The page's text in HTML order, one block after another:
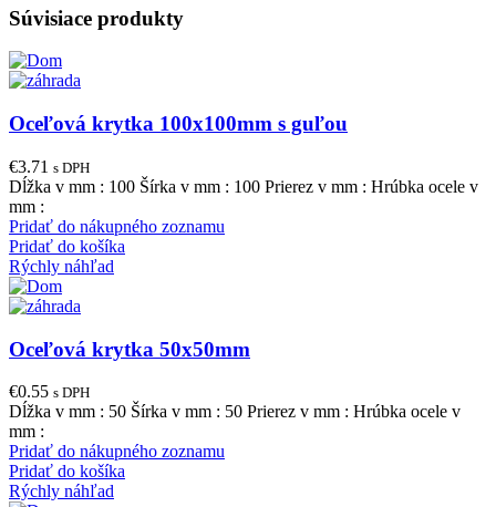
Súvisiace produkty
Oceľová krytka 100x100mm s guľou
€3.71 s DPH
Dĺžka v mm : 100 Šírka v mm : 100 Prierez v mm : Hrúbka ocele v
mm :
Pridať do nákupného zoznamu
Pridať do košíka
Rýchly náhľad
Oceľová krytka 50x50mm
€0.55 s DPH
Dĺžka v mm : 50 Šírka v mm : 50 Prierez v mm : Hrúbka ocele v
mm :
Pridať do nákupného zoznamu
Pridať do košíka
Rýchly náhľad